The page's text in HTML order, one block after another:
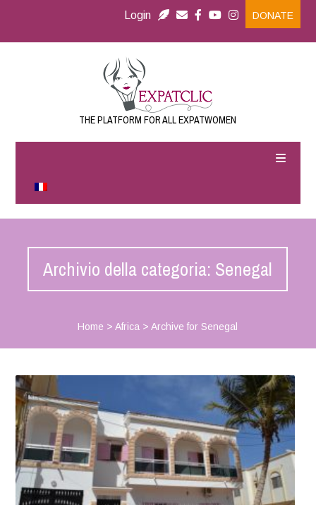
Login DONATE
THE PLATFORM FOR ALL EXPATWOMEN
Archivio della categoria: Senegal
Home >Africa >Archive for Senegal